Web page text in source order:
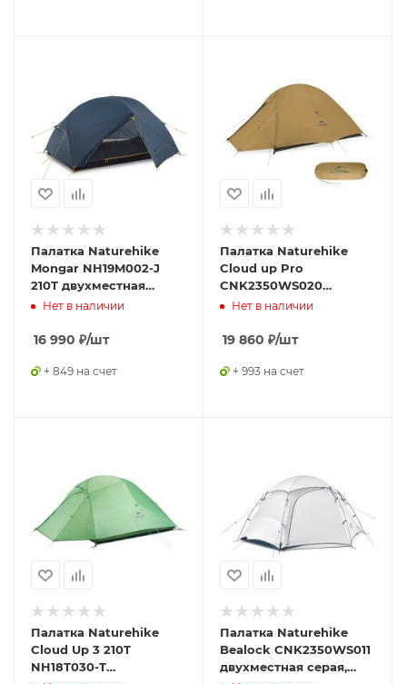
Палатка Naturehike
Mongar NH19M002-J
210T двухместная
сверхлегкая, синяя
6975641880998
Нет в наличии
16 990 ₽/шт
+ 849 на счет
Палатка Naturehike
Cloud up Pro
CNK2350WS020
двухместная
6976507662550
Нет в наличии
19 860 ₽/шт
+ 993 на счет
Палатка Naturehike
Cloud Up 3 210T
NH18T030-T
Палатка Naturehike
Bealock CNK2350WS011
двухместная серая,